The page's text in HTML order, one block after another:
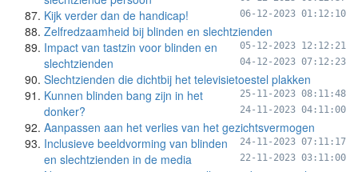
Kijk verder dan de handicap! 06-12-2023 01:12:10
Zelfredzaamheid bij blinden en slechtzienden
05-12-2023 12:12:21
Impact van tastzin voor blinden en
slechtzienden
04-12-2023 07:12:23
Slechtzienden die dichtbij het televisietoestel plakken
25-11-2023 08:11:48
Kunnen blinden bang zijn in het
donker?
24-11-2023 04:11:00
Aanpassen aan het verlies van het gezichtsvermogen
24-11-2023 07:11:17
Inclusieve beeldvorming van blinden
en slechtzienden in de media
22-11-2023 03:11:00